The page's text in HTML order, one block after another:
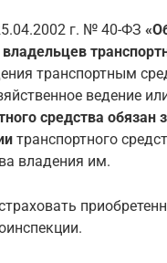
г. № 40-ФЗ
транспортным
ведение
средства обязан
транспортного
владения им.